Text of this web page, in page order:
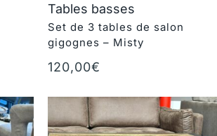
Tables basses
Set de 3 tables de salon
gigognes – Misty
120,00€